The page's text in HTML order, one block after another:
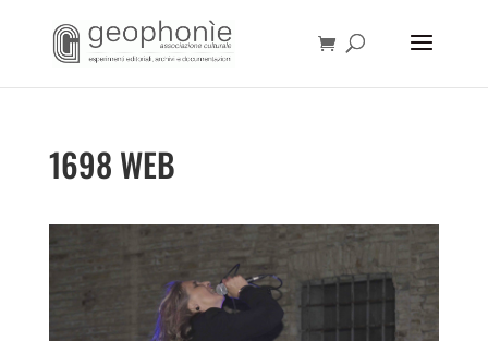
1698 WEB